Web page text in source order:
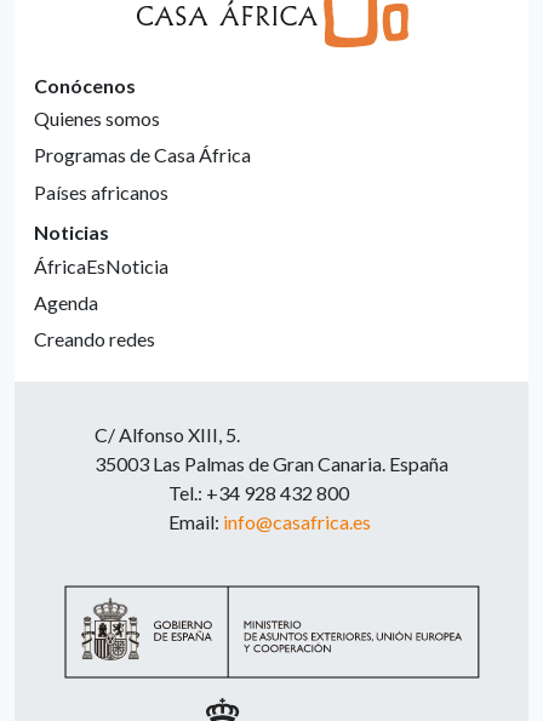
Conócenos
Quienes somos
Programas de Casa África
Países africanos
Noticias
ÁfricaEsNoticia
Agenda
Creando redes
C/ Alfonso XIII, 5.
35003 Las Palmas de Gran Canaria. España
Tel.: +34 928 432 800
Email: info@casafrica.es